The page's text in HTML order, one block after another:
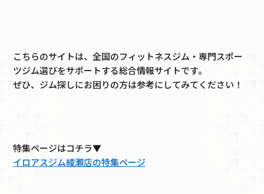
こちらのサイトは、全国のフィットネスジム・専門スポー
ツジム選びをサポートする総合情報サイトです。
ぜひ、ジム探しにお困りの方は参考にしてみてください！
特集ページはコチラ▼
イロアスジム綾瀬店の特集ページ